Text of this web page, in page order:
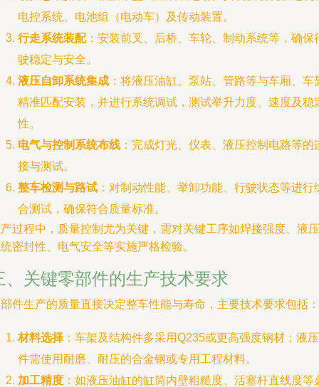
电控系统、电池组（电动车）及传动装置。
行走系统装配：安装前叉、后桥、车轮、制动系统等，确保
驶稳定与安全。
液压自卸系统集成 ：将液压油缸、泵站、管路等与车厢、车
精准匹配安装，并进行系统调试，测试举升力度、速度及稳
性。
电气与控制系统布线 ：完成灯光、仪表、液压控制电路等的
接与测试。
整车检测与路试 ：对制动性能、举卸功能、行驶状态等进行
合测试，确保符合质量标准。
过程中，质量控制尤为关键，需对关键工序如焊接强度、液压
密封性、电气安全等实施严格检验。
、关键零部件的生产技术要求
件生产的质量直接决定整车性能与寿命，主要技术要求包括：
材料选择 ：车架及结构件多采用Q235或更高强度钢材；液压
件需使用耐磨、耐压的合金钢或专用工程材料。
加工精度 ：如液压油缸的缸筒内壁粗糙度、活塞杆直线度等